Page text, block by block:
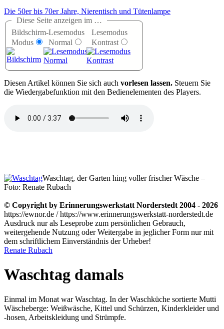
Die 50er bis 70er Jahre, Nierentisch und Tütenlampe
Diese Seite anzeigen im …
Bildschirm-
Modus
Lesemodus
Normal
Lesemodus
Kontrast
Diesen Artikel können Sie sich auch vorlesen lassen. Steuern Sie
die Wiedergabefunktion mit den Bedienelementen des Players.
Waschtag, der Garten hing voller frischer Wäsche –
Foto: Renate Rubach
© Copyright by Erinnerungswerkstatt Norderstedt 2004 - 2026
https://ewnor.de / https://www.erinnerungswerkstatt-norderstedt.de
Ausdruck nur als Leseprobe zum persönlichen Gebrauch,
weitergehende Nutzung oder Weitergabe in jeglicher Form nur mit
dem schriftlichem Einverständnis der Urheber!
Renate Rubach
Waschtag damals
Einmal im Monat war Waschtag. In der Waschküche sortierte Mutti
Wäscheberge: Weißwäsche, Kittel und Schürzen, Kinderkleider und
-hosen, Arbeitskleidung und Strümpfe.